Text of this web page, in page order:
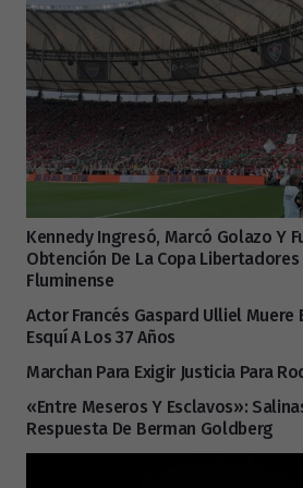
Kennedy Ingresó, Marcó Golazo Y
Obtención De La Copa
Fluminense
Actor Francés Gaspard Ulliel Muere
Esquí A Los 37 Años
Marchan Para Exigir Justicia Para
«Entre Meseros Y Esclavos»:
Respuesta De Berman Goldberg